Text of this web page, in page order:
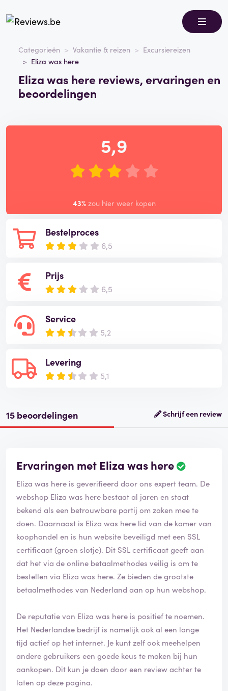
Categorieën Vakantie & reizen
Excursiereizen
Eliza was here
Eliza was here reviews, ervaringen en
beoordelingen
Bestelproces
6,5
Prijs
6,5
Service
5,2
Levering
5,1
5,9
43% zou hier weer kopen
15 beoordelingen Schrijf een review
Ervaringen met Eliza was here
Eliza was here is geverifieerd door ons expert team. De
webshop Eliza was here bestaat al jaren en staat
bekend als een betrouwbare partij om zaken mee te
doen. Daarnaast is Eliza was here lid van de kamer van
koophandel en is hun website beveiligd met een SSL
certificaat (groen slotje). Dit SSL certificaat geeft aan
dat het via de online betaalmethodes veilig is om te
bestellen via Eliza was here. Ze bieden de grootste
betaalmethodes van Nederland aan op hun webshop.
De reputatie van Eliza was here is positief te noemen.
Het Nederlandse bedrijf is namelijk ook al een lange
tijd actief op het internet. Je kunt zelf ook meehelpen
andere gebruikers een goede keus te maken bij hun
aankopen. Dit kun je doen door een review achter te
laten op deze pagina.